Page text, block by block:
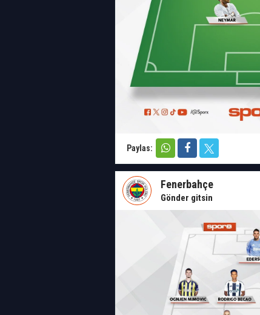
Paylas:
Fenerbahçe
Gönder gitsin